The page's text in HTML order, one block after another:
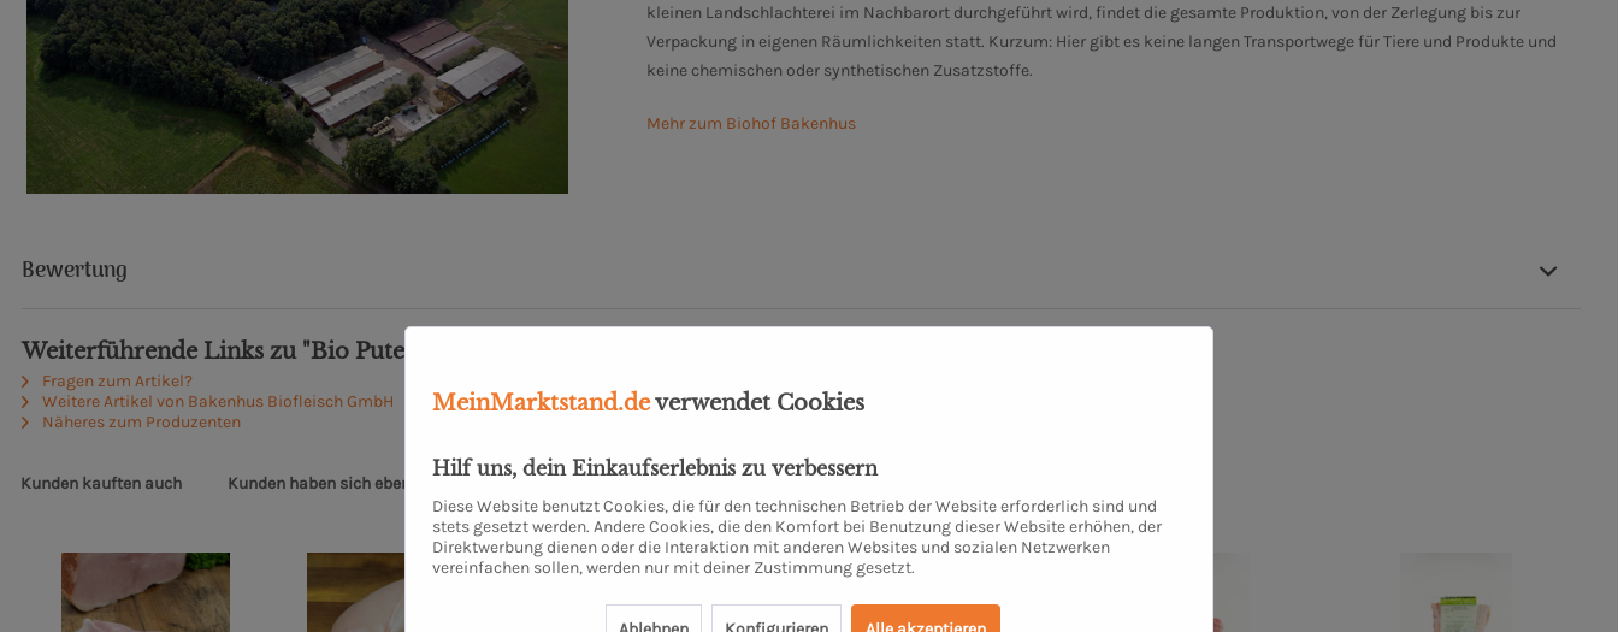
kleinen Landschlachterei im Nachbarort durchgeführt wird, findet die gesamte Produktion, von der Zerlegung bis zur
Verpackung in eigenen Räumlichkeiten statt. Kurzum: Hier gibt es keine langen Transportwege für Tiere und Produkte und
keine chemischen oder synthetischen Zusatzstoffe.
Mehr zum Biohof Bakenhus
Bewertung
Weiterführende Links zu "Bio Putenschnitzel mariniert"
Fragen zum Artikel?
Weitere Artikel von Bakenhus Biofleisch GmbH
Näheres zum Produzenten
Kunden kauften auch Kunden haben sich ebenfalls angesehen
MeinMarktstand.deverwendet Cookies
Hilf uns, dein Einkaufserlebnis zu verbessern
Diese Website benutzt Cookies, die für den technischen Betrieb der Website erforderlich sind und
stets gesetzt werden. Andere Cookies, die den Komfort bei Benutzung dieser Website erhöhen, der
Direktwerbung dienen oder die Interaktion mit anderen Websites und sozialen Netzwerken
vereinfachen sollen, werden nur mit deiner Zustimmung gesetzt.